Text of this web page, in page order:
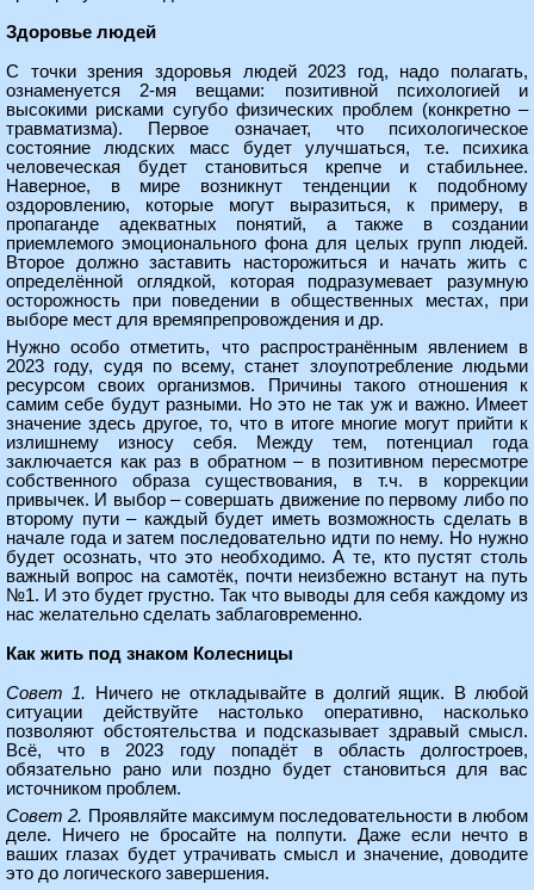
Здоровье людей
С точки зрения здоровья людей 2023 год, надо полагать,
ознаменуется 2-мя вещами: позитивной психологией и
высокими рисками сугубо физических проблем (конкретно –
травматизма). Первое означает, что психологическое
состояние людских масс будет улучшаться, т.е. психика
человеческая будет становиться крепче и стабильнее.
Наверное, в мире возникнут тенденции к подобному
оздоровлению, которые могут выразиться, к примеру, в
пропаганде адекватных понятий, а также в создании
приемлемого эмоционального фона для целых групп людей.
Второе должно заставить насторожиться и начать жить с
определённой оглядкой, которая подразумевает разумную
осторожность при поведении в общественных местах, при
выборе мест для времяпрепровождения и др.
Нужно особо отметить, что распространённым явлением в
2023 году, судя по всему, станет злоупотребление людьми
ресурсом своих организмов. Причины такого отношения к
самим себе будут разными. Но это не так уж и важно. Имеет
значение здесь другое, то, что в итоге многие могут прийти к
излишнему износу себя. Между тем, потенциал года
заключается как раз в обратном – в позитивном пересмотре
собственного образа существования, в т.ч. в коррекции
привычек. И выбор – совершать движение по первому либо по
второму пути – каждый будет иметь возможность сделать в
начале года и затем последовательно идти по нему. Но нужно
будет осознать, что это необходимо. А те, кто пустят столь
важный вопрос на самотёк, почти неизбежно встанут на путь
№1. И это будет грустно. Так что выводы для себя каждому из
нас желательно сделать заблаговременно.
Как жить под знаком Колесницы
Совет 1. Ничего не откладывайте в долгий ящик. В любой
ситуации действуйте настолько оперативно, насколько
позволяют обстоятельства и подсказывает здравый смысл.
Всё, что в 2023 году попадёт в область долгостроев,
обязательно рано или поздно будет становиться для вас
источником проблем.
Совет 2. Проявляйте максимум последовательности в любом
деле. Ничего не бросайте на полпути. Даже если нечто в
ваших глазах будет утрачивать смысл и значение, доводите
это до логического завершения.